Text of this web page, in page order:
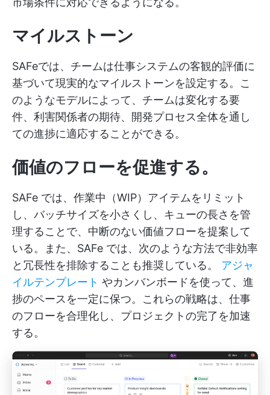
マイルストーン
SAFeでは、チームは仕事システムの客観的評価に
基づいて現実的なマイルストーンを設定する。こ
のようなモデルによって、チームは変化する要
件、利害関係者の期待、開発プロセス全体を通し
ての進捗に適応することができる。
価値のフローを促進する。
SAFe では、作業中（WIP）アイテムをリミット
し、バッチサイズを小さくし、キューの長さを管
理することで、中断のない価値フローを提案して
いる。また、SAFe では、次のような方法で非効率
と冗長性を排除することも推奨している。 アジャ
イルテンプレート やカンバンボードを使って、進
捗のペースを一定に保つ。これらの戦略は、仕事
のフローを合理化し、プロジェクトの完了を加速
する。